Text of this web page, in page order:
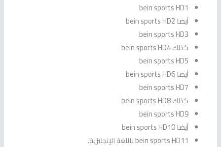
bein sports HD1
أيضا bein sports HD2
bein sports HD3
كذلك bein sports HD4
bein sports HD5
أيضا bein sports HD6
bein sports HD7
كذلك bein sports HD8
bein sports HD9
أيضا bein sports HD10
bein sports HD11 باللغة الإنجليزية.